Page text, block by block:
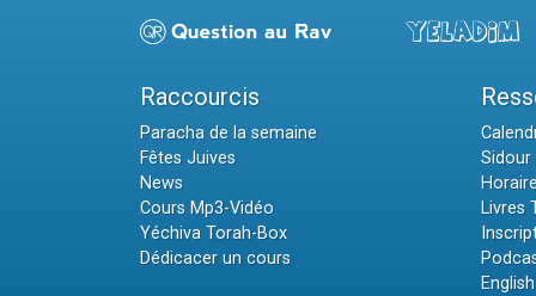
Raccourcis
Paracha de la semaine
Fêtes Juives
News
Cours Mp3-Vidéo
Yéchiva Torah-Box
Dédicacer un cours
Sidour
Livres